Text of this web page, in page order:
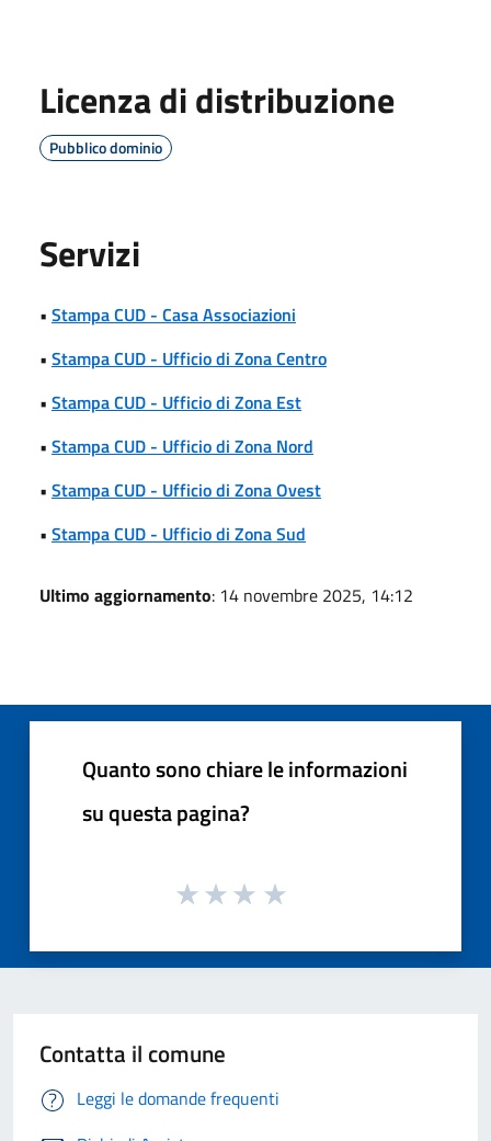
Licenza di distribuzione
Pubblico dominio
Servizi
• Stampa CUD - Casa Associazioni
• Stampa CUD - Ufficio di Zona Centro
• Stampa CUD - Ufficio di Zona Est
• Stampa CUD - Ufficio di Zona Nord
• Stampa CUD - Ufficio di Zona Ovest
• Stampa CUD - Ufficio di Zona Sud
Ultimo aggiornamento: 14 novembre 2025, 14:12
Quanto sono chiare le informazioni
su questa pagina?
Contatta il comune
Leggi le domande frequenti